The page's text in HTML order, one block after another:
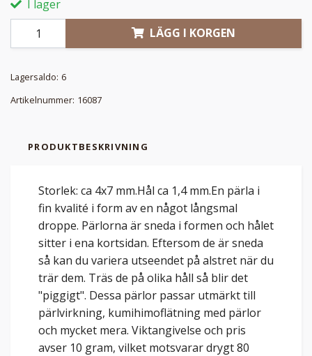
I lager
LÄGG I KORGEN
Lagersaldo: 6
Artikelnummer: 16087
PRODUKTBESKRIVNING
Storlek: ca 4x7 mm.Hål ca 1,4 mm.En pärla i
fin kvalité i form av en något långsmal
droppe. Pärlorna är sneda i formen och hålet
sitter i ena kortsidan. Eftersom de är sneda
så kan du variera utseendet på alstret när du
trär dem. Träs de på olika håll så blir det
"piggigt". Dessa pärlor passar utmärkt till
pärlvirkning, kumihimoflätning med pärlor
och mycket mera. Viktangivelse och pris
avser 10 gram, vilket motsvarar drygt 80